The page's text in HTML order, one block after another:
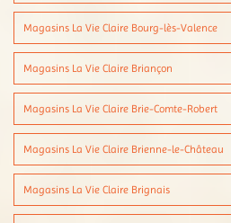
Magasins La Vie Claire Bourg-lès-Valence
Magasins La Vie Claire Briançon
Magasins La Vie Claire Brie-Comte-Robert
Magasins La Vie Claire Brienne-le-Château
Magasins La Vie Claire Brignais